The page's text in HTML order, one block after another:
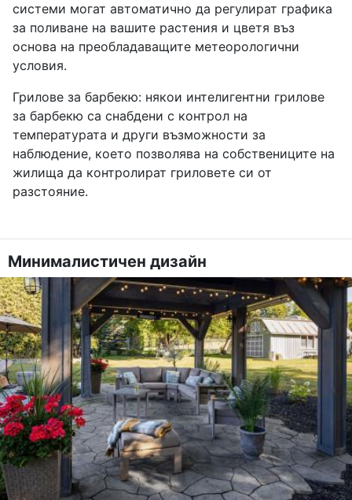
системи могат автоматично да регулират графика
за поливане на вашите растения и цветя въз
основа на преобладаващите метеорологични
условия.
Грилове за барбекю: някои интелигентни грилове
за барбекю са снабдени с контрол на
температурата и други възможности за
наблюдение, което позволява на собствениците на
жилища да контролират гриловете си от
разстояние.
Минималистичен дизайн